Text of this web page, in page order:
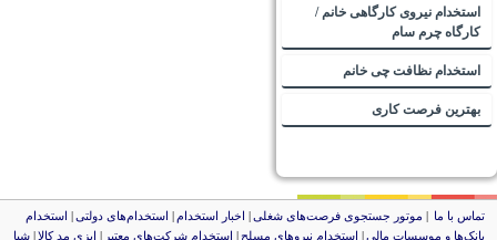
استخدام نیروی کارگاهی خانم /
کارگاه چرم سام
استخدام نظافت چی خانم
بهترین فرصت کاری
با ما |موتور جستجوی فرصت‌های شغلی |اخبار استخدام استخدام‌های دولتی|استخدام‌
و موسسات مالی |استخدام‌ نیروهای مسلح |استخدام‌ شرکت‌های معتبر|ایزی مد کالا|شبا